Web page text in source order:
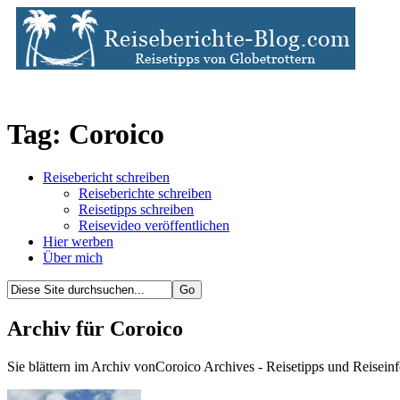
Tag: Coroico
Reisebericht schreiben
Reiseberichte schreiben
Reisetipps schreiben
Reisevideo veröffentlichen
Hier werben
Über mich
Archiv für Coroico
Sie blättern im Archiv vonCoroico Archives - Reisetipps und